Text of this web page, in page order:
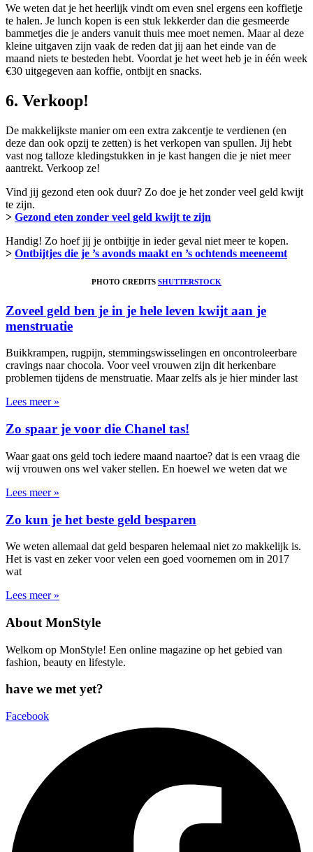
We weten dat je het heerlijk vindt om even snel ergens een koffietje
te halen. Je lunch kopen is een stuk lekkerder dan die gesmeerde
bammetjes die je anders vanuit thuis mee moet nemen. Maar al deze
kleine uitgaven zijn vaak de reden dat jij aan het einde van de
maand niets te besteden hebt. Voordat je het weet heb je in één week
€30 uitgegeven aan koffie, ontbijt en snacks.
6. Verkoop!
De makkelijkste manier om een extra zakcentje te verdienen (en
deze dan ook opzij te zetten) is het verkopen van spullen. Jij hebt
vast nog talloze kledingstukken in je kast hangen die je niet meer
aantrekt. Verkoop ze!
Vind jij gezond eten ook duur? Zo doe je het zonder veel geld kwijt
te zijn.
> Gezond eten zonder veel geld kwijt te zijn
Handig! Zo hoef jij je ontbijtje in ieder geval niet meer te kopen.
> Ontbijtjes die je ’s avonds maakt en ’s ochtends meeneemt
PHOTO CREDITS SHUTTERSTOCK
Zoveel geld ben je in je hele leven kwijt aan je
menstruatie
Buikkrampen, rugpijn, stemmingswisselingen en oncontroleerbare
cravings naar chocola. Voor veel vrouwen zijn dit herkenbare
problemen tijdens de menstruatie. Maar zelfs als je hier minder last
Lees meer »
Zo spaar je voor die Chanel tas!
Waar gaat ons geld toch iedere maand naartoe? dat is een vraag die
wij vrouwen ons wel vaker stellen. En hoewel we weten dat we
Lees meer »
Zo kun je het beste geld besparen
We weten allemaal dat geld besparen helemaal niet zo makkelijk is.
Het is vast en zeker voor velen een goed voornemen om in 2017
wat
Lees meer »
About MonStyle
Welkom op MonStyle! Een online magazine op het gebied van
fashion, beauty en lifestyle.
have we met yet?
Facebook